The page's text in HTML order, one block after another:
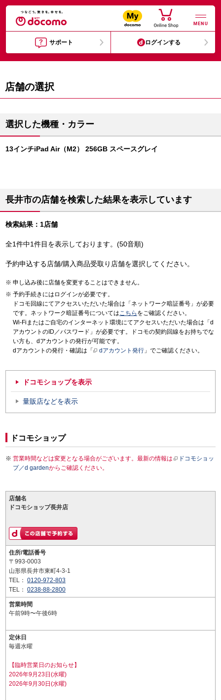
MENU
サポート ログインする
店舗の選択
選択した機種・カラー
13インチiPad Air（M2） 256GB スペースグレイ
長井市の店舗を検索した結果を表示しています
検索結果：1店舗
全1件中1件目を表示しております。(50音順)
予約申込する店舗/購入商品受取り店舗を選択してください。
申し込み後に店舗を変更することはできません。
予約手続きにはログインが必要です。
ドコモ回線にてアクセスいただいた場合は「ネットワーク暗証番号」が必要
です。ネットワーク暗証番号についてはこちら をご確認ください。
Wi-Fiまたはご自宅のインターネット環境にてアクセスいただいた場合は「d
アカウントのID／パスワード」が必要です。ドコモの契約回線をお持ちでな
い方も、dアカウントの発行が可能です。
dアカウントの発行・確認は「
dアカウント発行 」でご確認ください。
ドコモショップを表示
量販店などを表示
ドコモショップ
営業時間などは変更となる場合がございます。最新の情報は
ドコモショッ
プ／d gardenからご確認ください。
店舗名
ドコモショップ長井店
住所/電話番号
〒993-0003
山形県長井市東町4-3-1
TEL： 0120-972-803
TEL： 0238-88-2800
営業時間
午前9時〜午後6時
定休日
毎週水曜
【臨時営業日のお知らせ】
2026年9月23日(水曜)
2026年9月30日(水曜)